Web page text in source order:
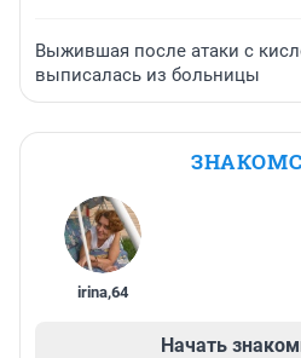
Выжившая после атаки с
выписалась из больницы
irina,64
Начать